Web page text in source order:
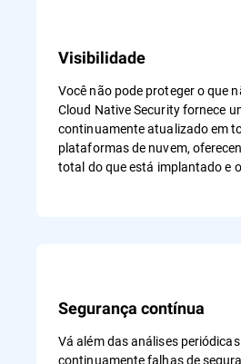
Visibilidade
Você não pode proteger o que
Cloud Native Security fornece
continuamente atualizado em
plataformas de nuvem,
total do que está implantado e
Segurança contínua
Vá além das análises
continuamente falhas de